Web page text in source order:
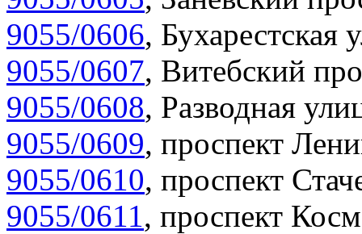
9055/0606, Бухарестская
9055/0607, Витебский
9055/0608, Разводная
9055/0609, проспект
9055/0610, проспект
9055/0611, проспект